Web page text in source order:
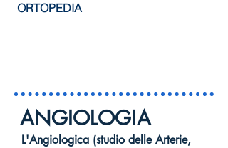
ORTOPEDIA
L'Angiologica (studio delle Arterie,
ANGIOLOGIA